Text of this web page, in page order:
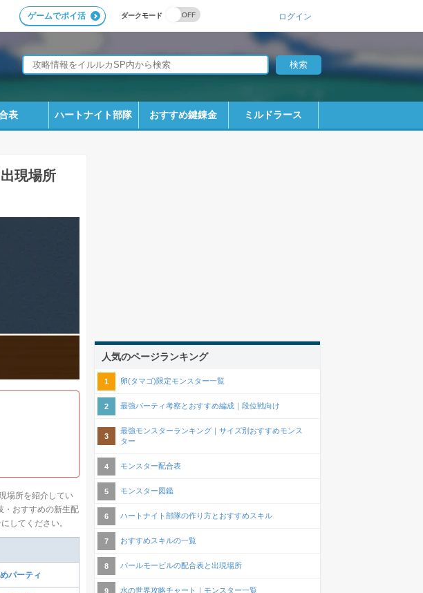
ダークモード
ゲームでポイ活 ログイン
表 ハートナイト部隊 おすすめ鍵錬金 ミルドラース
現場所
場所を紹介してい
・おすすめの新生配
してください。
パーティ
人気のページランキング
卵(タマゴ)限定モンスター一覧
最強パーティ考察とおすすめ編成｜段位戦向け
最強モンスターランキング｜サイズ別おすすめモンス
ター
モンスター配合表
モンスター図鑑
ハートナイト部隊の作り方とおすすめスキル
おすすめスキルの一覧
パールモービルの配合表と出現場所
水の世界攻略チャート｜モンスター一覧